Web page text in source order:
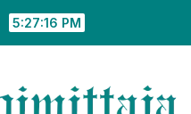
5:27:17 PM